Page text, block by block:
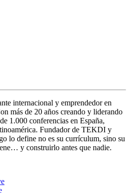
internacional y emprendedor en
más de 20 años creando y liderando
1.000 conferencias en España,
Fundador de TEKDI y
lo define no es su currículum, sino su
y construirlo antes que nadie.